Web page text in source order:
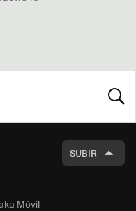
SUBIR
Móvil